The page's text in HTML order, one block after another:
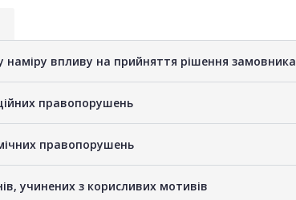
наміру впливу на прийняття рішення замовника
правопорушень
правопорушень
учинених з корисливих мотивів